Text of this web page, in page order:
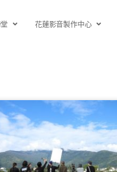
花蓮影音製作中心